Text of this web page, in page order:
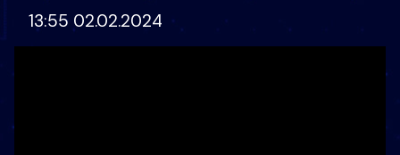
13:55 02.02.2024